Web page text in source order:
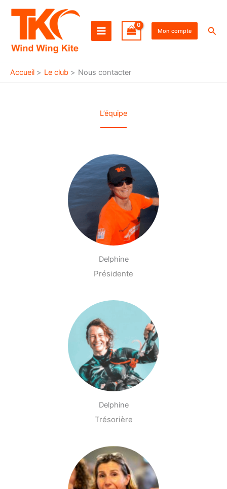
Mon compte
Accueil Le club Nous contacter
L’équipe
Delphine
Présidente
Delphine
Trésorière